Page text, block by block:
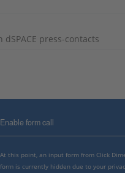
press-contacts
Enable form call
At this point, an input form from Click
form is currently hidden due to your